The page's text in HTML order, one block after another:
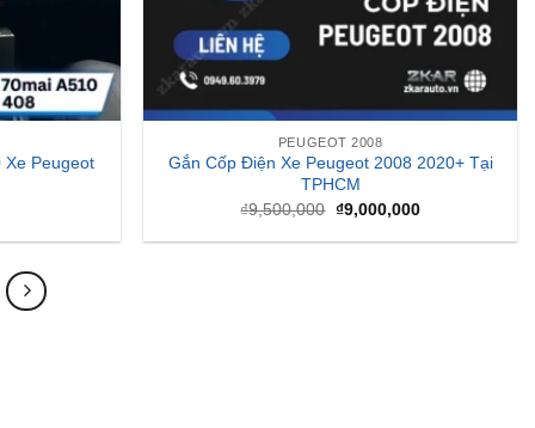
Xe Peugeot
PEUGEOT 2008
Gắn Cốp Điện Xe Peugeot 2008 2020+ Tại
TPHCM
₫9,500,000 Giá
là:
₫9,000,000Giá
tại